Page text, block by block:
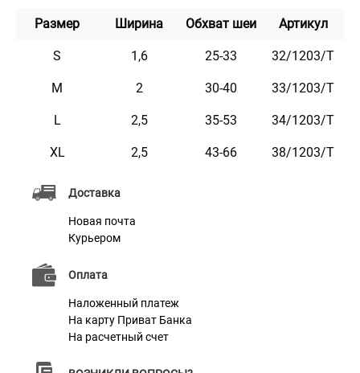
Доставка
Новая почта
Курьером
Оплата
Наложенный платеж
На карту Приват Банка
На расчетный счет
например: кличка домашнего животного, контактные
данные, адрес, номер микрочипа и т.п.
Текст наносится с помощью лазера, поэтому со
Этот ошейник мягкий на ощупь, гибкий и не боится
воды. Он практичен и неприхотлив в уходе.
Характеристики
Материал
Пряжка
Фурнитура
Размер Ширина Обхват шеи Артикул
S 1,6 25-33 32/1203/Т
M 2 30-40 33/1203/Т
L 2,5 35-53 34/1203/Т
XL 2,5 43-66 38/1203/Т